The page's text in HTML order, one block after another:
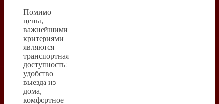
Помимо
цены,
важнейшими
критериями
являются
транспортная
доступность:
удобство
выезда из
дома,
комфортное